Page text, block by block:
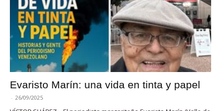
Evaristo Marín: una vida en tinta y papel
- 26/09/2025